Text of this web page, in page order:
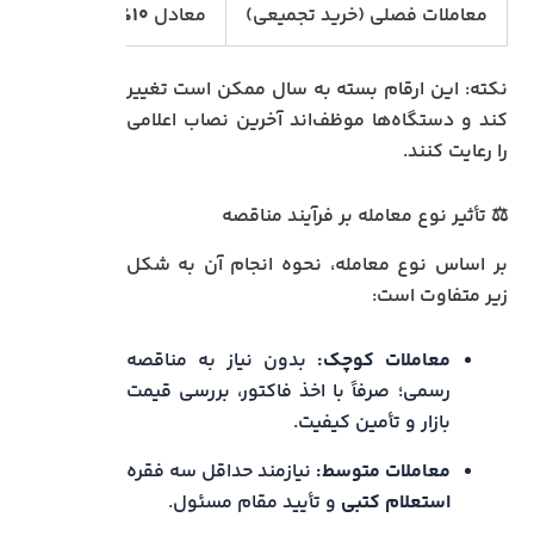
معاملات فصلی (خرید تجمیعی)
معادل ۱۰٪ حد نصاب معاملات کوچک
نکته: این ارقام بسته به سال ممکن است تغییر
کند و دستگاه‌ها موظف‌اند آخرین نصاب اعلامی
را رعایت کنند.
⚖️ تأثیر نوع معامله بر فرآیند مناقصه
بر اساس نوع معامله، نحوه انجام آن به شکل
زیر متفاوت است:
معاملات کوچک: بدون نیاز به مناقصه
رسمی؛ صرفاً با اخذ فاکتور، بررسی قیمت
بازار و تأمین کیفیت.
معاملات متوسط: نیازمند حداقل سه فقره
استعلام کتبی و تأیید مقام مسئول.